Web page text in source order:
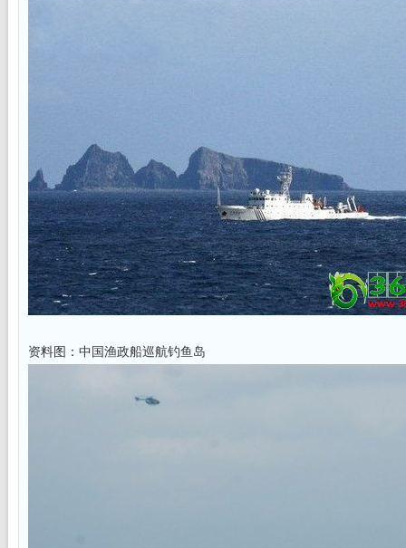
资料图：中国渔政船巡航钓鱼岛